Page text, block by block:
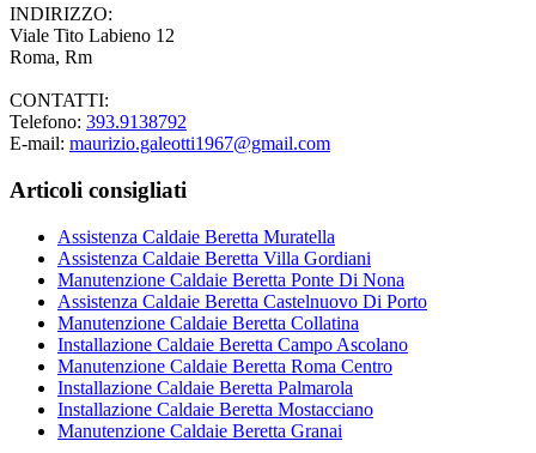
INDIRIZZO:
Viale Tito Labieno 12
Roma, Rm
CONTATTI:
Telefono: 393.9138792
E-mail: maurizio.galeotti1967@gmail.com
Articoli consigliati
Assistenza Caldaie Beretta Muratella
Assistenza Caldaie Beretta Villa Gordiani
Manutenzione Caldaie Beretta Ponte Di Nona
Assistenza Caldaie Beretta Castelnuovo Di Porto
Manutenzione Caldaie Beretta Collatina
Installazione Caldaie Beretta Campo Ascolano
Manutenzione Caldaie Beretta Roma Centro
Installazione Caldaie Beretta Palmarola
Installazione Caldaie Beretta Mostacciano
Manutenzione Caldaie Beretta Granai